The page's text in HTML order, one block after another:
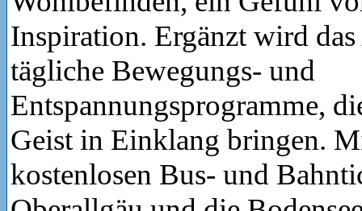
Inspiration. Ergänzt wird
tägliche Bewegungs- und
Entspannungsprogramme,
Geist in Einklang bringen.
kostenlosen Bus- und